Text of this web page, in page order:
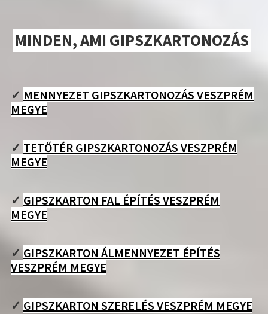
MINDEN, AMI GIPSZKARTONOZÁS
✓ MENNYEZET GIPSZKARTONOZÁS VESZPRÉM
MEGYE
✓ TETŐTÉR GIPSZKARTONOZÁS VESZPRÉM
MEGYE
✓ GIPSZKARTON FAL ÉPÍTÉS VESZPRÉM
MEGYE
✓ GIPSZKARTON ÁLMENNYEZET ÉPÍTÉS
VESZPRÉM MEGYE
✓ GIPSZKARTON SZERELÉS VESZPRÉM MEGYE